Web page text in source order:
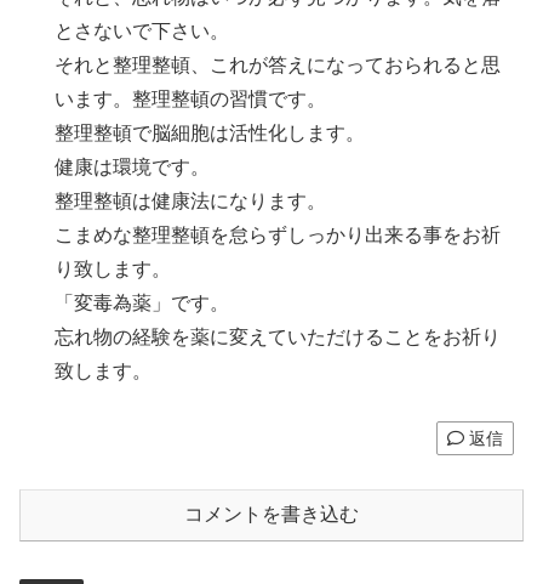
とさないで下さい。
それと整理整頓、これが答えになっておられると思
います。整理整頓の習慣です。
整理整頓で脳細胞は活性化します。
健康は環境です。
整理整頓は健康法になります。
こまめな整理整頓を怠らずしっかり出来る事をお祈
り致します。
「変毒為薬」です。
忘れ物の経験を薬に変えていただけることをお祈り
致します。
返信
コメントを書き込む